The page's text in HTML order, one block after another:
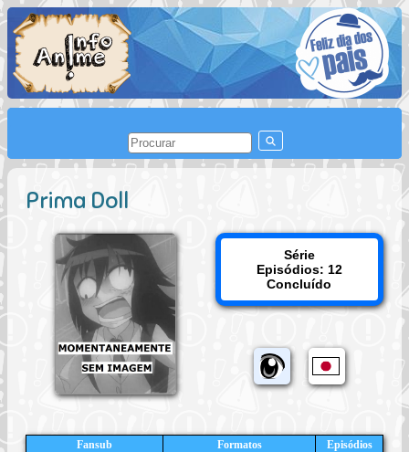
Prima Doll
Série
Episódios: 12
Concluído
Fansub Formatos
Episódios